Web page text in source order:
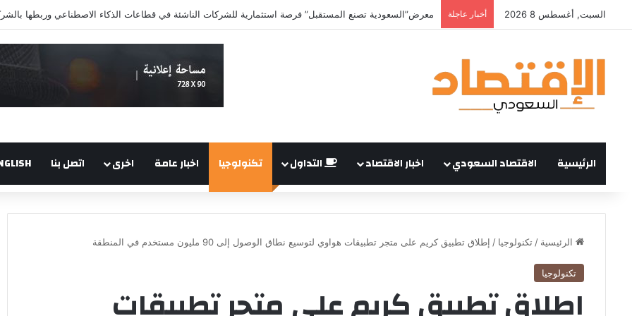
السبت, أغسطس 8 2026 أخبار عاجلة
الرئيسية الاقتصاد السعودي اخبار الاقتصاد التداول تكنولوجيا اخبار عامة اخرى اتصل بنا
الرئيسية / تكنولوجيا / إطلاق تطبيق كريم على متجر تطبيقات هواوي لتوسيع نطاق الوصول إلى 90 مليون مستخدم في المنطقة
تكنولوجيا